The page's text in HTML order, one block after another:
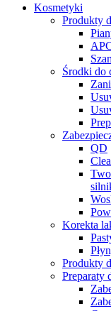
Kosmetyki
Produkty
Środki do
QD
Korekta
Produkty
Preparaty